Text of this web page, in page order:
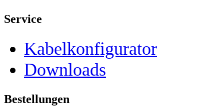
Service
Kabelkonfigurator
Downloads
Bestellungen